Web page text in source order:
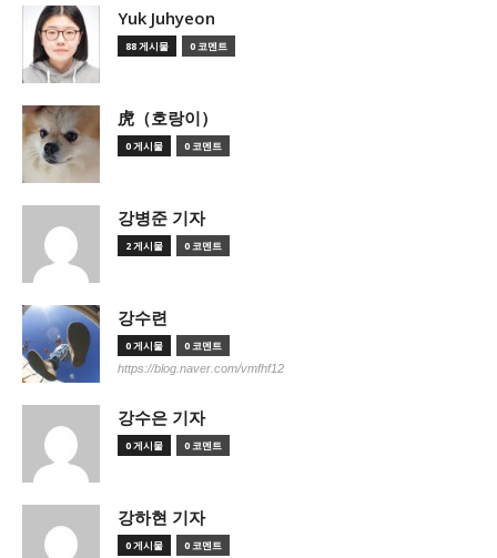
Yuk Juhyeon
88 게시물 0 코멘트
虎（호랑이）
0 게시물 0 코멘트
강병준 기자
2 게시물 0 코멘트
강수련
0 게시물 0 코멘트
https://blog.naver.com/vmfhf12
강수은 기자
0 게시물 0 코멘트
강하현 기자
0 게시물 0 코멘트